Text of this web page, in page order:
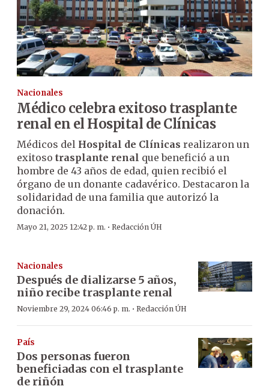
Nacionales
Médico celebra exitoso trasplante
renal en el Hospital de Clínicas
Médicos del Hospital de Clínicas realizaron un
exitoso trasplante renal que benefició a un
hombre de 43 años de edad, quien recibió el
órgano de un donante cadavérico. Destacaron la
solidaridad de una familia que autorizó la
donación.
Mayo 21, 2025 12:42 p. m. · Redacción ÚH
Nacionales
Después de dializarse 5 años,
niño recibe trasplante renal
Noviembre 29, 2024 06:46 p. m. · Redacción ÚH
País
Dos personas fueron
beneficiadas con el trasplante
de riñón